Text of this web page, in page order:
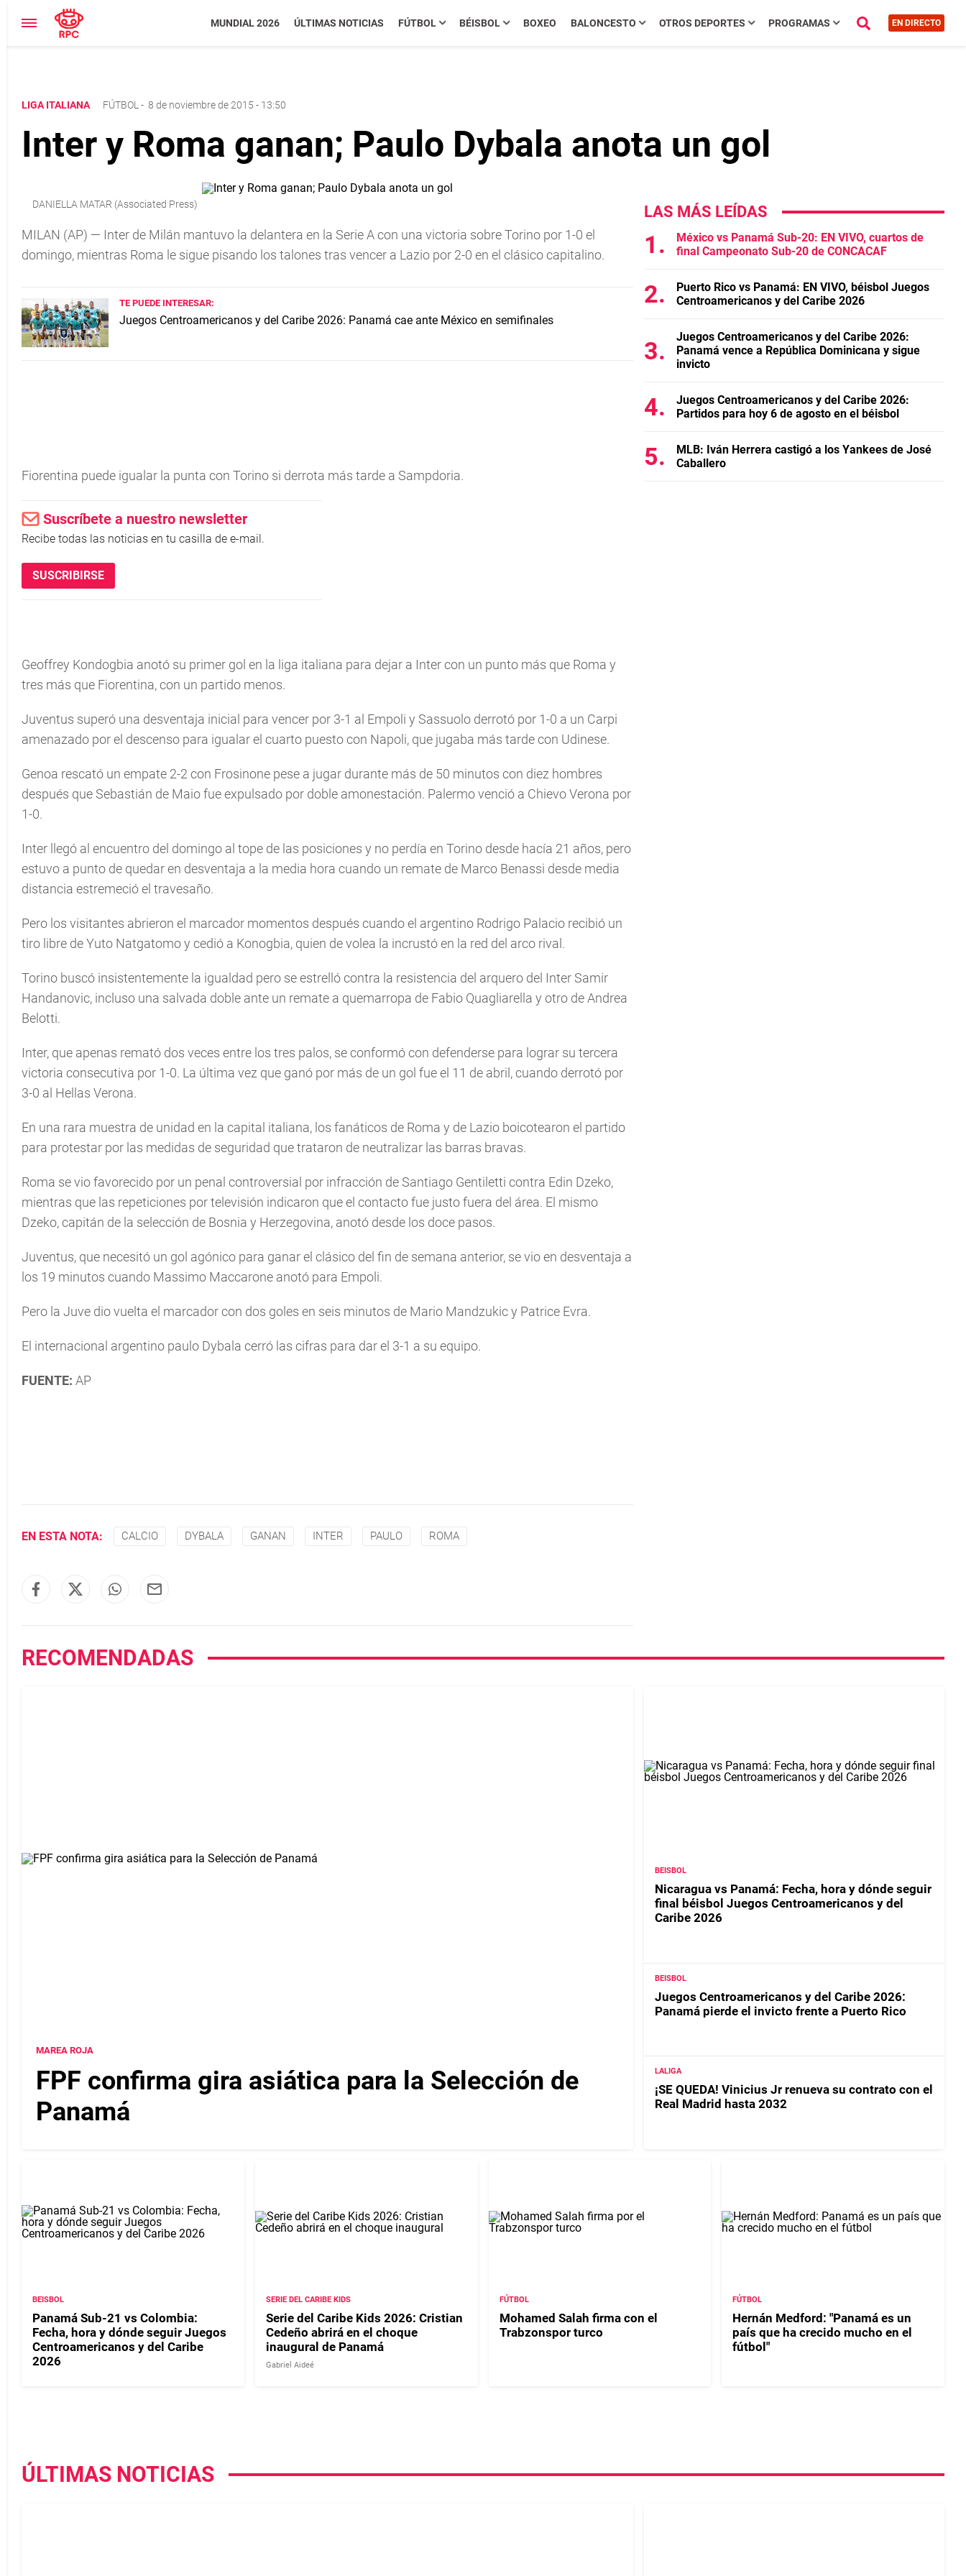
MUNDIAL 2026 ÚLTIMAS NOTICIAS FÚTBOL BÉISBOL BOXEO BALONCESTO OTROS DEPORTES PROGRAMAS EN DIRECTO
LIGA ITALIANA FÚTBOL - 8 de noviembre de 2015 - 13:50
Inter y Roma ganan; Paulo Dybala anota un gol
DANIELLA MATAR (Associated Press)
MILAN (AP) — Inter de Milán mantuvo la delantera en la Serie A con una victoria sobre Torino por 1-0 el
domingo, mientras Roma le sigue pisando los talones tras vencer a Lazio por 2-0 en el clásico capitalino.
TE PUEDE INTERESAR:
Juegos Centroamericanos y del Caribe 2026: Panamá cae ante México en semifinales
Fiorentina puede igualar la punta con Torino si derrota más tarde a Sampdoria.
Suscríbete a nuestro newsletter
Recibe todas las noticias en tu casilla de e-mail.
SUSCRIBIRSE
Geoffrey Kondogbia anotó su primer gol en la liga italiana para dejar a Inter con un punto más que Roma y
tres más que Fiorentina, con un partido menos.
Juventus superó una desventaja inicial para vencer por 3-1 al Empoli y Sassuolo derrotó por 1-0 a un Carpi
amenazado por el descenso para igualar el cuarto puesto con Napoli, que jugaba más tarde con Udinese.
Genoa rescató un empate 2-2 con Frosinone pese a jugar durante más de 50 minutos con diez hombres
después que Sebastián de Maio fue expulsado por doble amonestación. Palermo venció a Chievo Verona por
1-0.
Inter llegó al encuentro del domingo al tope de las posiciones y no perdía en Torino desde hacía 21 años, pero
estuvo a punto de quedar en desventaja a la media hora cuando un remate de Marco Benassi desde media
distancia estremeció el travesaño.
Pero los visitantes abrieron el marcador momentos después cuando el argentino Rodrigo Palacio recibió un
tiro libre de Yuto Natgatomo y cedió a Konogbia, quien de volea la incrustó en la red del arco rival.
Torino buscó insistentemente la igualdad pero se estrelló contra la resistencia del arquero del Inter Samir
Handanovic, incluso una salvada doble ante un remate a quemarropa de Fabio Quagliarella y otro de Andrea
Belotti.
Inter, que apenas remató dos veces entre los tres palos, se conformó con defenderse para lograr su tercera
victoria consecutiva por 1-0. La última vez que ganó por más de un gol fue el 11 de abril, cuando derrotó por
3-0 al Hellas Verona.
En una rara muestra de unidad en la capital italiana, los fanáticos de Roma y de Lazio boicotearon el partido
para protestar por las medidas de seguridad que trataron de neutralizar las barras bravas.
Roma se vio favorecido por un penal controversial por infracción de Santiago Gentiletti contra Edin Dzeko,
mientras que las repeticiones por televisión indicaron que el contacto fue justo fuera del área. El mismo
Dzeko, capitán de la selección de Bosnia y Herzegovina, anotó desde los doce pasos.
Juventus, que necesitó un gol agónico para ganar el clásico del fin de semana anterior, se vio en desventaja a
los 19 minutos cuando Massimo Maccarone anotó para Empoli.
Pero la Juve dio vuelta el marcador con dos goles en seis minutos de Mario Mandzukic y Patrice Evra.
El internacional argentino paulo Dybala cerró las cifras para dar el 3-1 a su equipo.
FUENTE: AP
EN ESTA NOTA: CALCIO DYBALA GANAN INTER PAULO ROMA
LAS MÁS LEÍDAS
México vs Panamá Sub-20: EN VIVO, cuartos de
final Campeonato Sub-20 de CONCACAF
Puerto Rico vs Panamá: EN VIVO, béisbol Juegos
Centroamericanos y del Caribe 2026
Juegos Centroamericanos y del Caribe 2026:
Panamá vence a República Dominicana y sigue
invicto
Juegos Centroamericanos y del Caribe 2026:
Partidos para hoy 6 de agosto en el béisbol
MLB: Iván Herrera castigó a los Yankees de José
Caballero
RECOMENDADAS
MAREA ROJA
FPF confirma gira asiática para la Selección de
Panamá
BEISBOL
Nicaragua vs Panamá: Fecha, hora y dónde seguir
final béisbol Juegos Centroamericanos y del
Caribe 2026
BEISBOL
Juegos Centroamericanos y del Caribe 2026:
Panamá pierde el invicto frente a Puerto Rico
LALIGA
¡SE QUEDA! Vinicius Jr renueva su contrato con el
Real Madrid hasta 2032
BEISBOL
Panamá Sub-21 vs Colombia:
Fecha, hora y dónde seguir Juegos
Centroamericanos y del Caribe
2026
SERIE DEL CARIBE KIDS
Serie del Caribe Kids 2026: Cristian
Cedeño abrirá en el choque
inaugural de Panamá
Gabriel Aideé
FÚTBOL
Mohamed Salah firma con el
Trabzonspor turco
FÚTBOL
Hernán Medford: "Panamá es un
país que ha crecido mucho en el
fútbol"
ÚLTIMAS NOTICIAS